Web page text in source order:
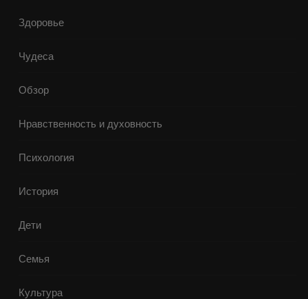
Здоровье
Чудеса
Обзор
Нравственность и духовность
Психология
История
Дети
Семья
Культура